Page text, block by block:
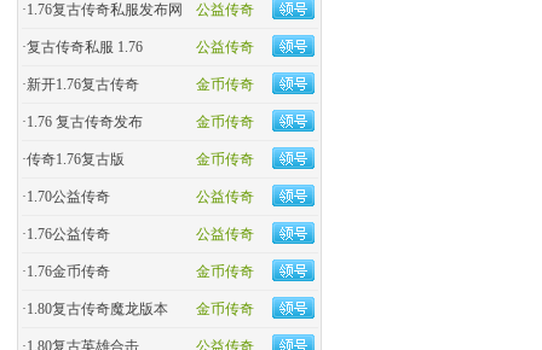
公益传奇
·1.76复古传奇私服发布网
公益传奇
·复古传奇私服 1.76
金币传奇
·新开1.76复古传奇
金币传奇
·1.76 复古传奇发布
金币传奇
·传奇1.76复古版
公益传奇
·1.70公益传奇
公益传奇
·1.76公益传奇
金币传奇
·1.76金币传奇
金币传奇
·1.80复古传奇魔龙版本
公益传奇
·1.80复古英雄合击